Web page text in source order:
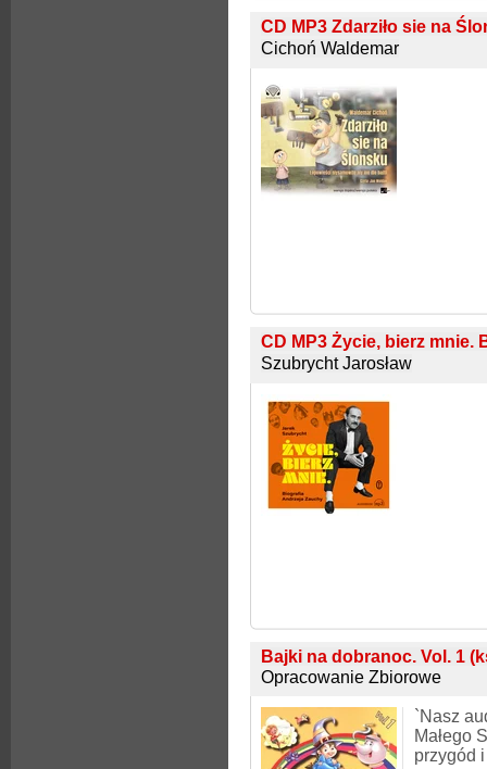
CD MP3 Zdarziło sie na
Cichoń Waldemar
CD MP3 Życie, bierz mnie.
Szubrycht Jarosław
Bajki na dobranoc. Vol. 1
Opracowanie Zbiorowe
`Nasz
Małego
przygód